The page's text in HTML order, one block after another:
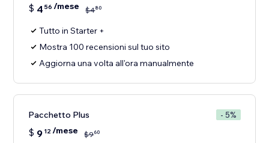
$ 4 56 /mese $480
Tutto in Starter +
Mostra 100 recensioni sul tuo sito
Aggiorna una volta all'ora manualmente
Pacchetto Plus - 5%
$ 9 12/mese $960